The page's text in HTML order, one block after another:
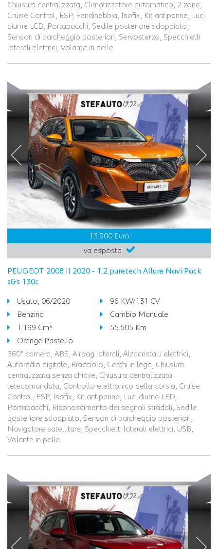
Chiusura centralizzata, Climatizzatore automatico, 2 zone,
Cruise Control, ESP, Fendinebbia, Isofix, Kit antipanne, Luci
diurne LED, Portapacchi, Sedile posteriore sdoppiato,
Sensori di parcheggio posteriori, Servosterzo, Specchietti
laterali elettrici, Volante in pelle
13.900 Euro
iva esposta
PEUGEOT 2008 II 2020 - 1.2 puretech Allure Navi Pack
s&s 130c
Usato, 06/2020
96 KW/131 CV
Benzina
Cambio Manuale
1.199 Cm³
55.505 Km
Orange Pastello
360° camera, ABS, Airbag laterali, Alzacristalli elettrici,
Autoradio digitale, Bracciolo, Cerchi in lega, Chiusura
centralizzata senza chiave, Chiusura centralizzata
telecomandata, Controllo elettronico della corsia, Cruise
Control, ESP, Isofix, Kit antipanne, Luci diurne LED,
Portapacchi, Riconoscimento dei segnali stradali, Sedile
posteriore sdoppiato, Sensori di parcheggio posteriori,
Navigatore satellitare, Specchietti laterali elettrici, USB,
Volante in pelle